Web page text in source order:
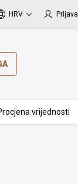
HRV Prijava
vrijednosti